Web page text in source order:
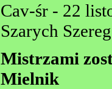
Cav-śr - 22
Szarych
Mistrzami
Mielnik